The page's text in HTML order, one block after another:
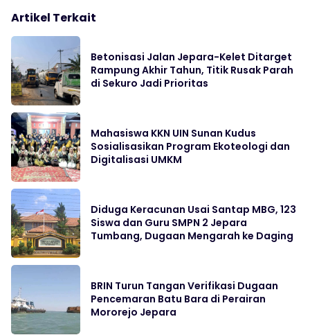
Artikel Terkait
Betonisasi Jalan Jepara-Kelet Ditarget
Rampung Akhir Tahun, Titik Rusak Parah
di Sekuro Jadi Prioritas
Mahasiswa KKN UIN Sunan Kudus
Sosialisasikan Program Ekoteologi dan
Digitalisasi UMKM
Diduga Keracunan Usai Santap MBG, 123
Siswa dan Guru SMPN 2 Jepara
Tumbang, Dugaan Mengarah ke Daging
BRIN Turun Tangan Verifikasi Dugaan
Pencemaran Batu Bara di Perairan
Mororejo Jepara